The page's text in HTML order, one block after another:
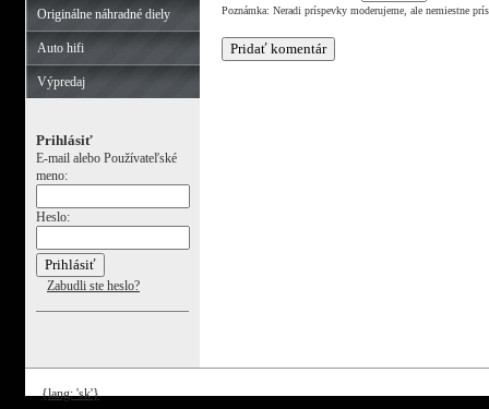
Originálne náhradné diely
Auto hifi
Výpredaj
Prihlásiť
E-mail alebo Používateľské
meno:
Heslo:
Zabudli ste heslo?
Poznámka: Neradi príspevky moderujeme, ale nemiestne
{lang: 'sk'}